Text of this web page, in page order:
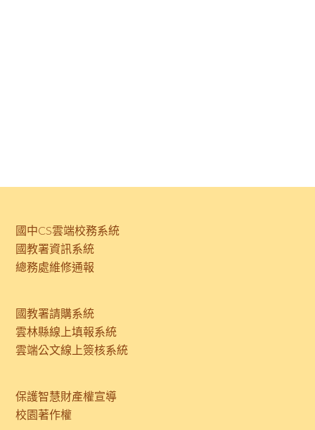
國中CS雲端校務系統
國教署資訊系統
總務處維修通報
國教署請購系統
雲林縣線上填報系統
雲端公文線上簽核系統
保護智慧財產權宣導
校園著作權